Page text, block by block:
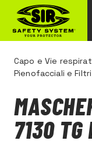
Capo e Vie
Pienofacciali e Filtri
7130 TG